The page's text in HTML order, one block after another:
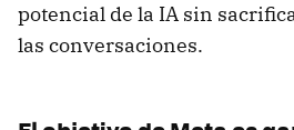
potencial de la IA sin
las conversaciones.